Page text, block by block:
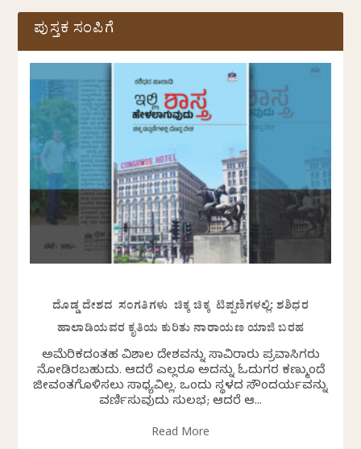
ಪುಸ್ತಕ ಸಂಪಿಗೆ
ದೊಡ್ಡ ದೇಶದ ಸಂಗತಿಗಳು ಚಿಕ್ಕ ಚಿಕ್ಕ ಟಿಪ್ಪಣಿಗಳಲ್ಲಿ: ಶಶಿಧರ
ಹಾಲಾಡಿಯವರ ಕೃತಿಯ ಕುರಿತು ನಾರಾಯಣ ಯಾಜಿ ಬರಹ
ಅಮೆರಿಕದಂತಹ ವಿಶಾಲ ದೇಶವನ್ನು ಸಾವಿರಾರು ಪ್ರವಾಸಿಗರು
ನೋಡಿರಬಹುದು. ಆದರೆ ಎಲ್ಲರೂ ಅದನ್ನು ಓದುಗರ ಕಣ್ಮುಂದೆ
ಜೀವಂತಗೊಳಿಸಲು ಸಾಧ್ಯವಿಲ್ಲ. ಒಂದು ಸ್ಥಳದ ಸೌಂದರ್ಯವನ್ನು
ವರ್ಣಿಸುವುದು ಸುಲಭ; ಆದರೆ ಆ...
Read More